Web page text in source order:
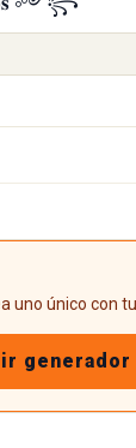
uno único con
generador